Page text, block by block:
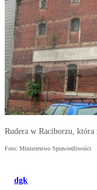
Rudera w Raciborzu, która
Foto: Ministerstwo Sprawiedliwości
dgk